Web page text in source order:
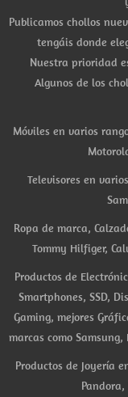
Publicamos chollos
tengáis donde
Nuestra prioridad
Algunos de los
Móviles en varios
Televisores en
Ropa de marca,
Tommy Hilfiger,
Productos de
Smartphones, SSD,
Gaming, mejores
marcas como Samsung,
Productos de Joyería